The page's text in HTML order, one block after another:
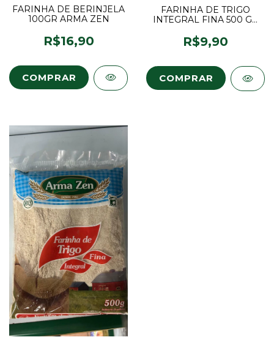
FARINHA DE BERINJELA
100GR ARMA ZEN
R$16,90
FARINHA DE TRIGO
INTEGRAL FINA 500 GR
R$9,90